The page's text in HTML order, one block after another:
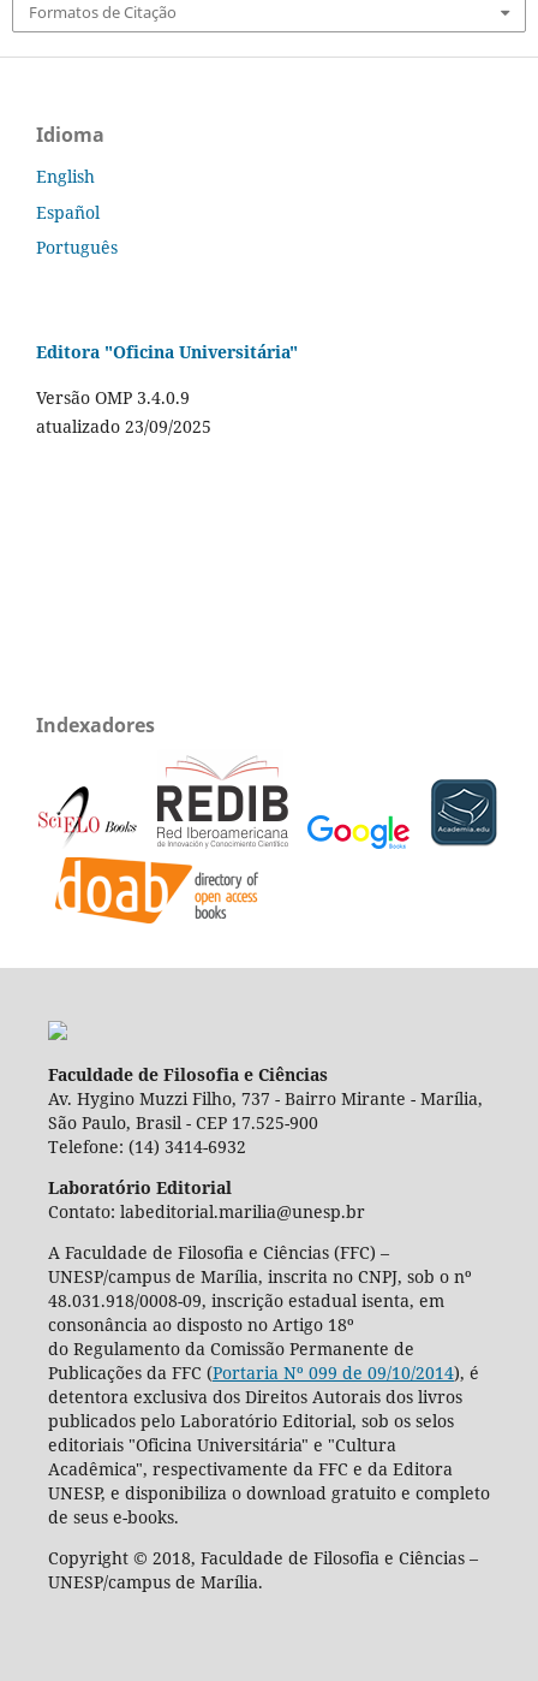
Formatos de Citação
Idioma
English
Español
Português
Editora "Oficina Universitária"
Versão OMP 3.4.0.9
atualizado 23/09/2025
Indexadores
Faculdade de Filosofia e Ciências
Av. Hygino Muzzi Filho, 737 - Bairro Mirante - Marília,
São Paulo, Brasil - CEP 17.525-900
Telefone: (14) 3414-6932
Laboratório Editorial
Contato: labeditorial.marilia@unesp.br
A Faculdade de Filosofia e Ciências (FFC) –
UNESP/campus de Marília, inscrita no CNPJ, sob o nº
48.031.918/0008-09, inscrição estadual isenta, em
consonância ao disposto no Artigo 18º
do Regulamento da Comissão Permanente de
Publicações da FFC (Portaria Nº 099 de 09/10/2014), é
detentora exclusiva dos Direitos Autorais dos livros
publicados pelo Laboratório Editorial, sob os selos
editoriais "Oficina Universitária" e "Cultura
Acadêmica", respectivamente da FFC e da Editora
UNESP, e disponibiliza o download gratuito e completo
de seus e-books.
Copyright © 2018, Faculdade de Filosofia e Ciências –
UNESP/campus de Marília.